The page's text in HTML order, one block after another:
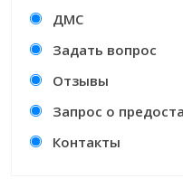
ДМС
Задать вопрос
Отзывы
Запрос о
Контакты